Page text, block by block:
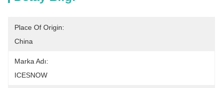
Place Of Origin:
China
Marka Adı:
ICESNOW